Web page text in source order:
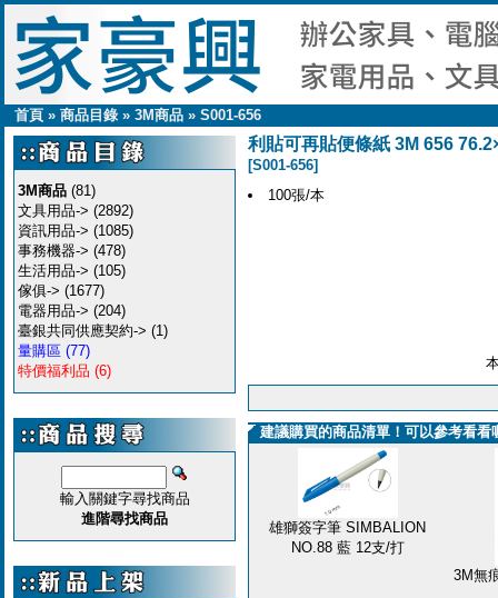
首頁 » 商品目錄» 3M商品 » S001-656
3M商品 (81)
文具用品-> (2892)
資訊用品-> (1085)
事務機器-> (478)
生活用品-> (105)
傢俱-> (1677)
電器用品-> (204)
臺銀共同供應契約-> (1)
量購區 (77)
特價福利品 (6)
輸入關鍵字尋找商品
進階尋找商品
利貼可再貼便條紙 3M 656
[S001-656]
100張/本
建議購買的商品清單！可以參考看看
雄獅簽字筆 SIMBALION
NO.88 藍 12支/打
3M無